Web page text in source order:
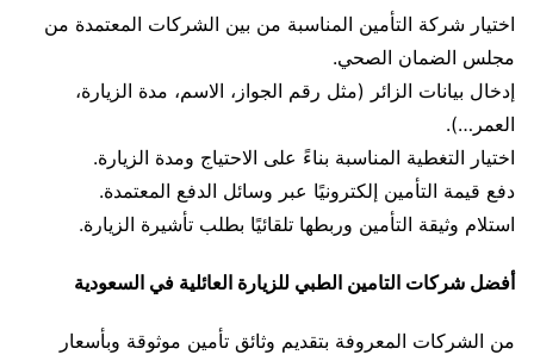
اختيار شركة التأمين المناسبة من بين الشركات المعتمدة من
مجلس الضمان الصحي.
إدخال بيانات الزائر (مثل رقم الجواز، الاسم، مدة الزيارة،
العمر…).
اختيار التغطية المناسبة بناءً على الاحتياج ومدة الزيارة.
دفع قيمة التأمين إلكترونيًا عبر وسائل الدفع المعتمدة.
استلام وثيقة التأمين وربطها تلقائيًا بطلب تأشيرة الزيارة.
أفضل شركات التامين الطبي للزيارة العائلية في السعودية
من الشركات المعروفة بتقديم وثائق تأمين موثوقة وبأسعار